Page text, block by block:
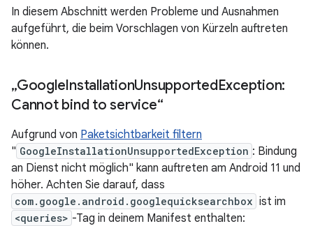
In diesem Abschnitt werden Probleme und Ausnahmen
aufgeführt, die beim Vorschlagen von Kürzeln auftreten
können.
„GoogleInstallationUnsupportedException:
Cannot bind to service“
Aufgrund von Paketsichtbarkeit filtern
" GoogleInstallationUnsupportedException : Bindung
an Dienst nicht möglich" kann auftreten am Android 11 und
höher. Achten Sie darauf, dass
com.google.android.googlequicksearchbox ist im
<queries> -Tag in deinem Manifest enthalten: